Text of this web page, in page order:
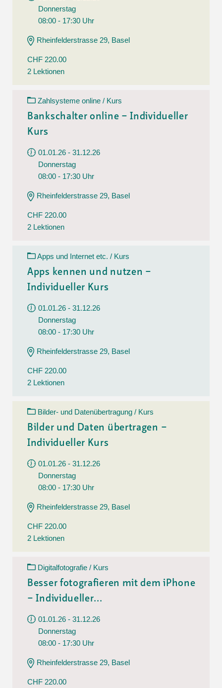
Donnerstag
08:00 - 17:30 Uhr
Rheinfelderstrasse 29, Basel
CHF 220.00
2 Lektionen
Zahlsysteme online / Kurs
Bankschalter online – Individueller
Kurs
01.01.26 - 31.12.26
Donnerstag
08:00 - 17:30 Uhr
Rheinfelderstrasse 29, Basel
CHF 220.00
2 Lektionen
Apps und Internet etc. / Kurs
Apps kennen und nutzen –
Individueller Kurs
01.01.26 - 31.12.26
Donnerstag
08:00 - 17:30 Uhr
Rheinfelderstrasse 29, Basel
CHF 220.00
2 Lektionen
Bilder- und Datenübertragung / Kurs
Bilder und Daten übertragen –
Individueller Kurs
01.01.26 - 31.12.26
Donnerstag
08:00 - 17:30 Uhr
Rheinfelderstrasse 29, Basel
CHF 220.00
2 Lektionen
Digitalfotografie / Kurs
Besser fotografieren mit dem iPhone
– Individueller...
01.01.26 - 31.12.26
Donnerstag
08:00 - 17:30 Uhr
Rheinfelderstrasse 29, Basel
CHF 220.00